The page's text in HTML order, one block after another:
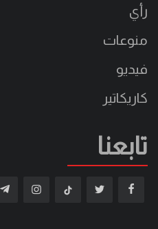
رأي
منوعات
فيديو
كاريكاتير
تابعنا